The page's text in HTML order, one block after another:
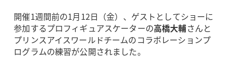
開催1週間前の1月12日（金）、ゲストとしてショーに
参加するプロフィギュアスケーターの高橋大輔さんと
プリンスアイスワールドチームのコラボレーションプ
ログラムの練習が公開されました。